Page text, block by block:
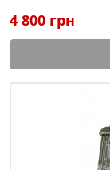
4 800 грн